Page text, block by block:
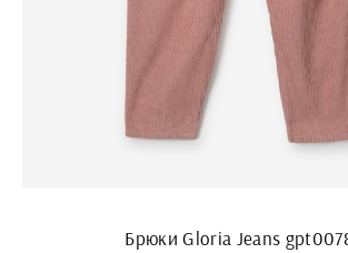
Брюки Gloria Jeans